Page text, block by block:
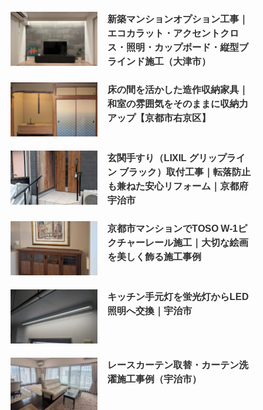
新築マンションオプション工事｜
エコカラット・アクセントクロ
ス・照明・カップボード・縦型ブ
ラインド施工（大津市）
床の間を活かした造作収納家具｜
和室の雰囲気をそのままに収納力
アップ【京都市右京区】
玄関手すり（LIXIL グリップライ
ン ブラック）取付工事｜転落防止
も兼ねた安心リフォーム｜京都府
宇治市
京都市マンションでTOSO W-1ピ
クチャーレール施工｜大切な絵画
を美しく飾る施工事例
キッチン手元灯を蛍光灯からLED
照明へ交換｜宇治市
レースカーテン取替・カーテン洗
濯施工事例（宇治市）